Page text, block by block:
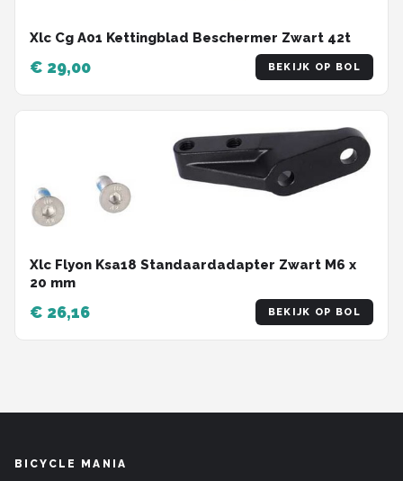
Xlc Cg A01 Kettingblad Beschermer Zwart 42t
€ 29,00 BEKIJK OP BOL
Xlc Flyon Ksa18 Standaardadapter Zwart M6 x
20 mm
€ 26,16 BEKIJK OP BOL
BICYCLE MANIA